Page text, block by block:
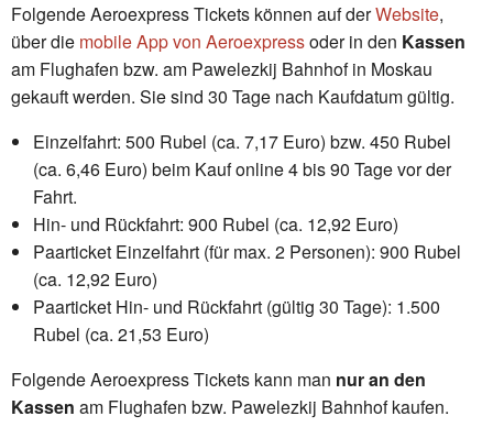
Folgende Aeroexpress Tickets können auf derWebsite,
über die mobile App von Aeroexpressoder in den Kassen
am Flughafen bzw. am Pawelezkij Bahnhof in Moskau
gekauft werden. Sie sind 30 Tage nach Kaufdatum gültig.
Einzelfahrt: 500 Rubel (ca. 7,17 Euro) bzw. 450 Rubel
(ca. 6,46 Euro) beim Kauf online 4 bis 90 Tage vor der
Fahrt.
Hin- und Rückfahrt: 900 Rubel (ca. 12,92 Euro)
Paarticket Einzelfahrt (für max. 2 Personen): 900 Rubel
(ca. 12,92 Euro)
Paarticket Hin- und Rückfahrt (gültig 30 Tage): 1.500
Rubel (ca. 21,53 Euro)
Folgende Aeroexpress Tickets kann man nur an den
Kassen am Flughafen bzw. Pawelezkij Bahnhof kaufen.